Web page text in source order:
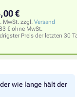
€
MwSt. zzgl. Versand
€ ohne MwSt.
Preis der letzten 30
wie lange hält der